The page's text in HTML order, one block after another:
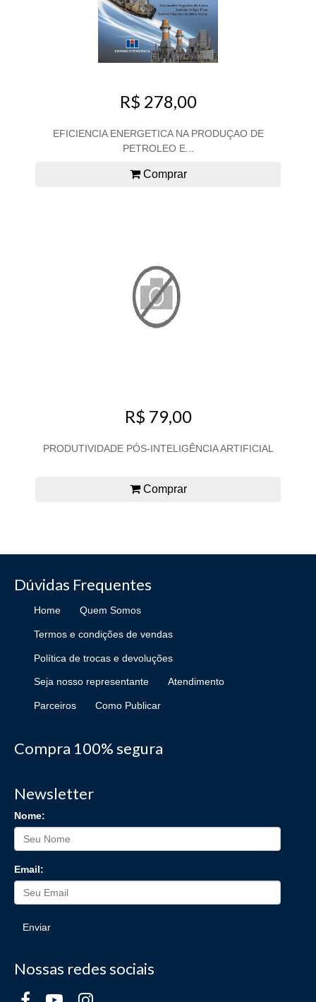
R$ 278,00
EFICIENCIA ENERGETICA NA PRODUÇAO DE
PETROLEO E...
Comprar
R$ 79,00
PRODUTIVIDADE PÓS-INTELIGÊNCIA ARTIFICIAL
Comprar
Dúvidas Frequentes
Home Quem Somos
Termos e condições de vendas
Política de trocas e devoluções
Seja nosso representante Atendimento
Parceiros Como Publicar
Compra 100% segura
Newsletter
Nome:
Email:
Enviar
Nossas redes sociais